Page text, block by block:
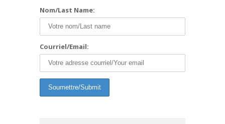
Nom/Last Name:
Courriel/Email: